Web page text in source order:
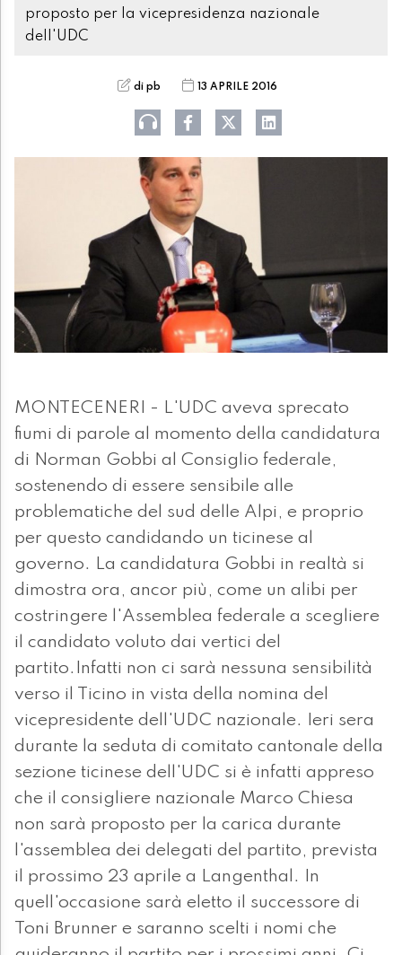
proposto per la vicepresidenza nazionale
dell'UDC
di pb 13 APRILE 2016
MONTECENERI - L'UDC aveva sprecato
fiumi di parole al momento della candidatura
di Norman Gobbi al Consiglio federale,
sostenendo di essere sensibile alle
problematiche del sud delle Alpi, e proprio
per questo candidando un ticinese al
governo. La candidatura Gobbi in realtà si
dimostra ora, ancor più, come un alibi per
costringere l'Assemblea federale a scegliere
il candidato voluto dai vertici del
partito.Infatti non ci sarà nessuna sensibilità
verso il Ticino in vista della nomina del
vicepresidente dell'UDC nazionale. Ieri sera
durante la seduta di comitato cantonale della
sezione ticinese dell'UDC si è infatti appreso
che il consigliere nazionale Marco Chiesa
non sarà proposto per la carica durante
l'assemblea dei delegati del partito, prevista
il prossimo 23 aprile a Langenthal. In
quell'occasione sarà eletto il successore di
Toni Brunner e saranno scelti i nomi che